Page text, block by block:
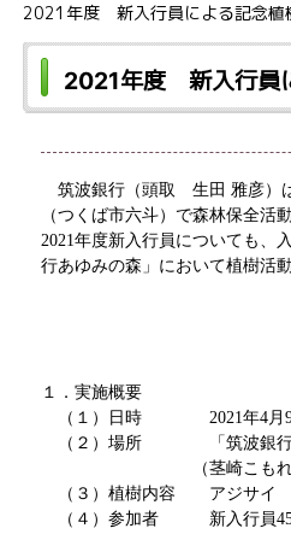
2021年度 新入行員による記念植
2021年度 新入行員
筑波銀行（頭取 生田 雅彦）
（つくば市六斗）で森林保全活
2021年度新入行員についても、
行あゆみの森」において植樹活
１．実施概要
（１）日時 2021年4月9
（２）場所 「筑波銀行
（茎崎こもれび六斗
（３）植樹内容 アジサイ
（４）参加者 新入行員45